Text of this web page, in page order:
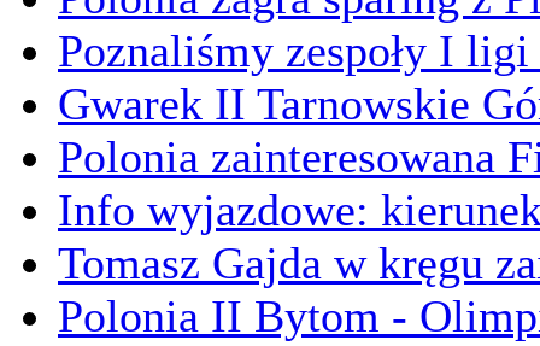
Poznaliśmy zespoły I
Gwarek II Tarnowskie
Polonia zainteresowana
Info wyjazdowe:
Tomasz Gajda w kręgu
Polonia II Bytom -